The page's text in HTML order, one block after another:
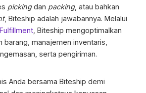
pickingdan packing, atau bahkan
, Biteship adalah jawabannya. Melalui
Fulfillment , Biteship mengoptimalkan
manajemen inventaris,
serta pengiriman.
Anda bersama Biteship demi